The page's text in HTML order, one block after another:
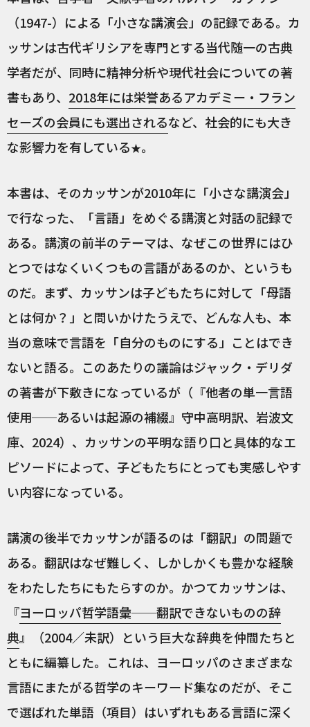
（1947-）による「小さな講演会」の記録である。カ
ッサンは古代ギリシアを専門とする当代随一の古典
学者だが、同時に精神分析や現代社会についての著
書もあり、 2018年には栄誉あるアカデミー・フラン
セーズの会員にも選出されるなど、社会的にも大き
な影響力を有している★。
本書は、そのカッサンが2010年に「小さな講演会」
で行なった、「言語」をめぐる講演と対話の記録で
ある。講演の前半のテーマは、なぜこの世界にはひ
とつではなくいくつもの言語があるのか、というも
のだ。まず、カッサンは子どもたちに対して「母語
とは何か？」と問いかけたうえで、どんな人も、本
当の意味で言語を「自分のものにする」ことはでき
ないと語る。このあたりの議論はジャック・デリダ
の著書が下敷きになっているが（『他者の単一言語
使用──あるいは起源の補綴』守中高明訳、岩波文
庫、2024）、カッサンの平明な語り口と具体的なエ
ピソードによって、子どもたちにとっても実感しやす
い内容になっている。
講演の後半でカッサンが語るのは「翻訳」の問題で
ある。翻訳はなぜ難しく、しかしかくも豊かな経験
をわたしたちにもたらすのか。かつてカッサンは、
『ヨーロッパ哲学語彙──翻訳できないものの辞
典』（2004／未訳）という巨大な辞典を仲間たちと
ともに編纂した。これは、ヨーロッパのさまざまな
言語にまたがる哲学のキーワード集なのだが、そこ
で選ばれた単語（項目）はいずれもある言語に深く